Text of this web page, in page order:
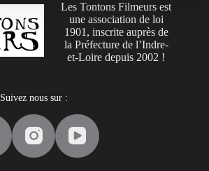
Les Tontons Filmeurs est
une association de loi
1901, inscrite auprès de
la Préfecture de l’Indre-
et-Loire depuis 2002 !
Suivez nous sur :